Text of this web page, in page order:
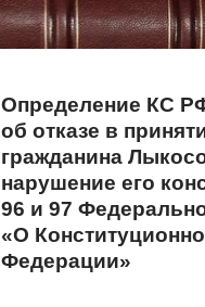
Определение КС
об отказе в
гражданина
нарушение его
96 и 97
«О
Федерации»